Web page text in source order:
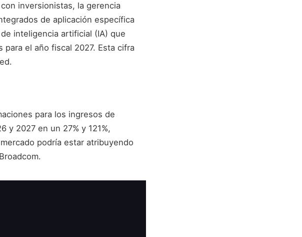
inversionistas, la gerencia
de aplicación específica
inteligencia artificial (IA) que
el año fiscal 2027. Esta cifra
para los ingresos de
y 2027 en un 27% y 121%,
podría estar atribuyendo